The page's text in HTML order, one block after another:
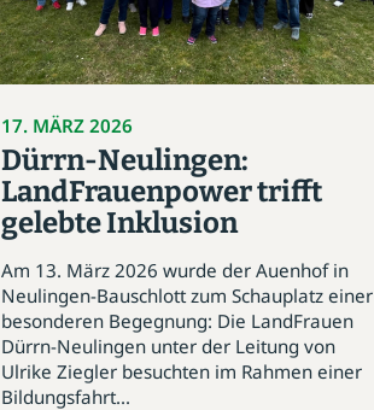
17. MÄRZ 2026
Dürrn-Neulingen:
LandFrauenpower trifft
gelebte Inklusion
Am 13. März 2026 wurde der Auenhof in
Neulingen-Bauschlott zum Schauplatz einer
besonderen Begegnung: Die LandFrauen
Dürrn-Neulingen unter der Leitung von
Ulrike Ziegler besuchten im Rahmen einer
Bildungsfahrt...